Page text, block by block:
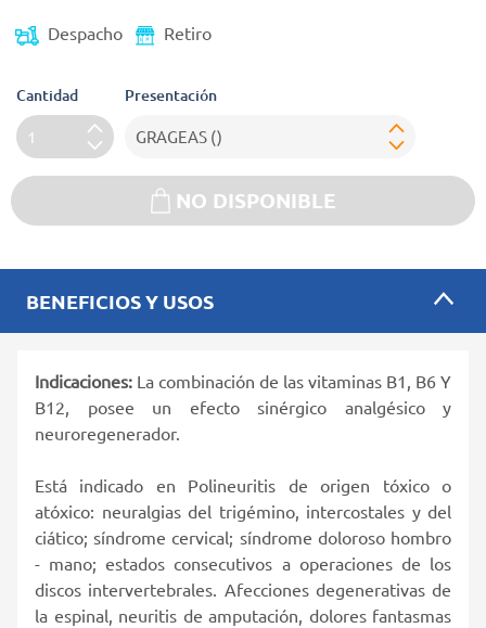
Despacho Retiro
Cantidad Presentación
NO DISPONIBLE
BENEFICIOS Y USOS
Indicaciones: La combinación de las vitaminas B1, B6 Y
B12, posee un efecto sinérgico analgésico y
neuroregenerador.
Está indicado en Polineuritis de origen tóxico o
atóxico: neuralgias del trigémino, intercostales y del
ciático; síndrome cervical; síndrome doloroso hombro
- mano; estados consecutivos a operaciones de los
discos intervertebrales. Afecciones degenerativas de
la espinal, neuritis de amputación, dolores fantasmas